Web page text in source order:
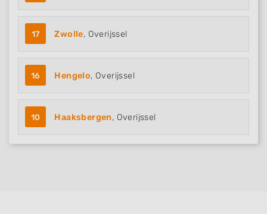
17 Zwolle, Overijssel
16 Hengelo, Overijssel
10 Haaksbergen, Overijssel